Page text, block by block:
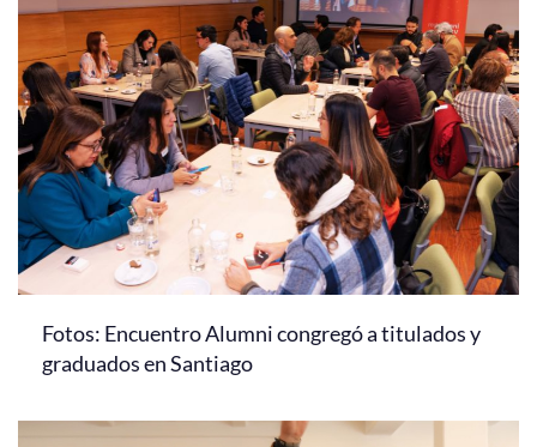
Fotos: Encuentro Alumni congregó a titulados y
graduados en Santiago